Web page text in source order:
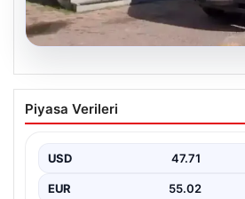
Kayseri’de Çok Sayıda
Hırsızlar Yakalandı ve
şehir genelinde gerçekleştirilen
operasyonlar neticesinde toplamda…
Piyasa Verileri
USD 47.71
EUR 55.02